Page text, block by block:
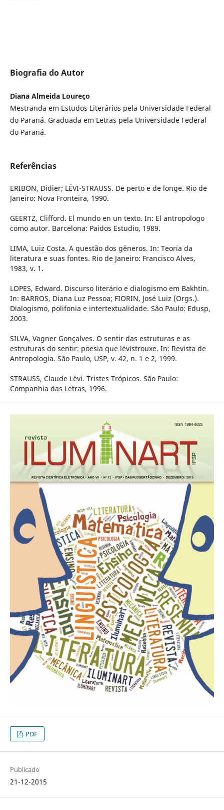
Biografia do Autor
Diana Almeida Loureço
Mestranda em Estudos Literários pela Universidade Federal
do Paraná. Graduada em Letras pela Universidade Federal
do Paraná.
Referências
ERIBON, Didier; LÉVI-STRAUSS. De perto e de longe. Rio de
Janeiro: Nova Fronteira, 1990.
GEERTZ, Clifford. El mundo en un texto. In: El antropologo
como autor. Barcelona: Paidos Estudio, 1989.
LIMA, Luiz Costa. A questão dos gêneros. In: Teoria da
literatura e suas fontes. Rio de Janeiro: Francisco Alves,
1983, v. 1.
LOPES, Edward. Discurso literário e dialogismo em Bakhtin.
In: BARROS, Diana Luz Pessoa; FIORIN, José Luiz (Orgs.).
Dialogismo, polifonia e intertextualidade. São Paulo: Edusp,
2003.
SILVA, Vagner Gonçalves. O sentir das estruturas e as
estruturas do sentir: poesia que lévistrouxe. In: Revista de
Antropologia. São Paulo, USP, v. 42, n. 1 e 2, 1999.
STRAUSS, Claude Lévi. Tristes Trópicos. São Paulo:
Companhia das Letras, 1996.
PDF
Publicado
21-12-2015